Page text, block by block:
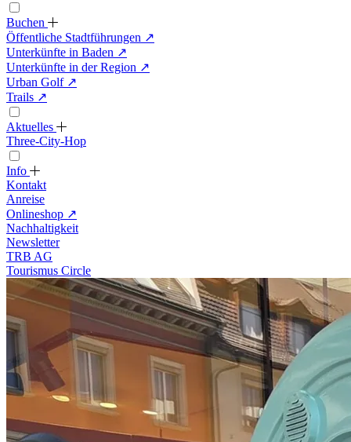
Buchen
Öffentliche Stadtführungen ↗
Unterkünfte in Baden ↗
Unterkünfte in der Region ↗
Urban Golf ↗
Trails ↗
Aktuelles
Three-City-Hop
Info
Kontakt
Anreise
Onlineshop ↗
Nachhaltigkeit
Newsletter
TRB AG
Tourismus Circle